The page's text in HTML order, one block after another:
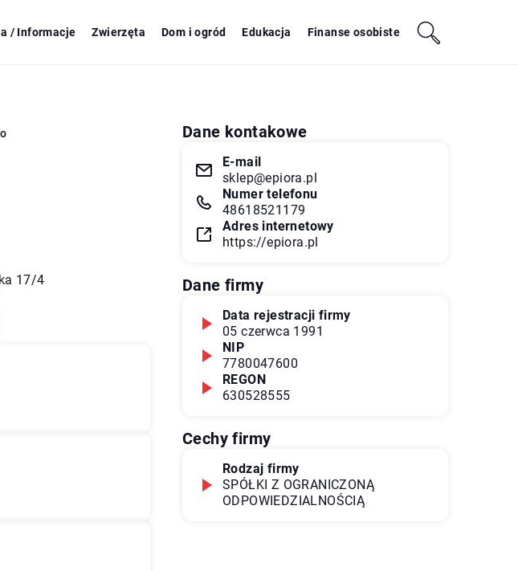
/ Informacje Zwierzęta Dom i ogród Edukacja Finanse osobiste
17/4
Dane kontakowe
E-mail
sklep@epiora.pl
Numer telefonu
48618521179
Adres internetowy
https://epiora.pl
Dane firmy
Data rejestracji firmy
05 czerwca 1991
NIP
7780047600
REGON
630528555
Cechy firmy
Rodzaj firmy
SPÓŁKI Z OGRANICZONĄ
ODPOWIEDZIALNOŚCIĄ